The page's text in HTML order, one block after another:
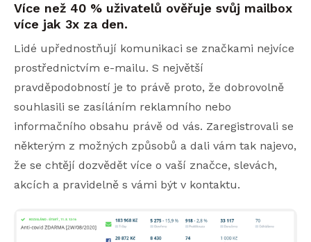
Více než 40 % uživatelů ověřuje svůj mailbox
více jak 3x za den.
Lidé upřednostňují komunikaci se značkami nejvíce
prostřednictvím e-mailu. S největší
pravděpodobností je to právě proto, že dobrovolně
souhlasili se zasíláním reklamního nebo
informačního obsahu právě od vás. Zaregistrovali se
některým z možných způsobů a dali vám tak najevo,
že se chtějí dozvědět více o vaší značce, slevách,
akcích a pravidelně s vámi být v kontaktu.